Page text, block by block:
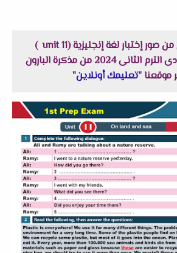
إستعراض نماذج من صور إختبار لغة إنجليزية (unit 11 )
للصف الأول الإعدادى الترم الثانى 2024 من مذكرة البارون
موقعنا "تعليمك أونلاين"